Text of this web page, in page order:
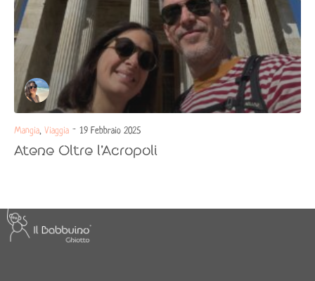
Mangia, Viaggia - 19 Febbraio 2025
Atene Oltre l’Acropoli